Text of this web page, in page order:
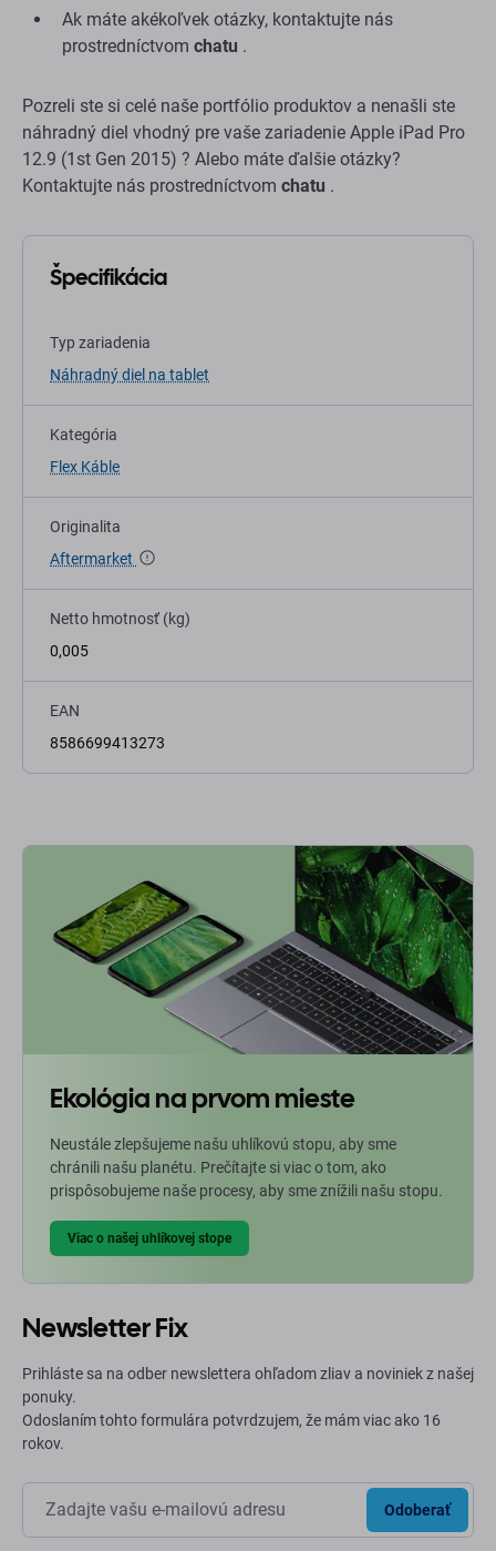
Ak máte akékoľvek otázky, kontaktujte nás
prostredníctvom chatu .
Pozreli ste si celé naše portfólio produktov a nenašli ste
náhradný diel vhodný pre vaše zariadenie Apple iPad Pro
12.9 (1st Gen 2015) ? Alebo máte ďalšie otázky?
Kontaktujte nás prostredníctvom chatu .
Špecifikácia
Typ zariadenia
Náhradný diel na tablet
Kategória
Flex Káble
Originalita
Aftermarket
Netto hmotnosť (kg)
0,005
EAN
8586699413273
Ekológia na prvom mieste
Neustále zlepšujeme našu uhlíkovú stopu, aby sme
chránili našu planétu. Prečítajte si viac o tom, ako
prispôsobujeme naše procesy, aby sme znížili našu stopu.
Viac o našej uhlíkovej stope
Newsletter Fix
Prihláste sa na odber newslettera ohľadom zliav a noviniek z našej
ponuky.
Odoslaním tohto formulára potvrdzujem, že mám viac ako 16
rokov.
Odoberať